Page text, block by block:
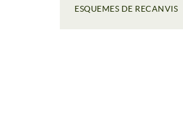
ESQUEMES DE RECANVIS